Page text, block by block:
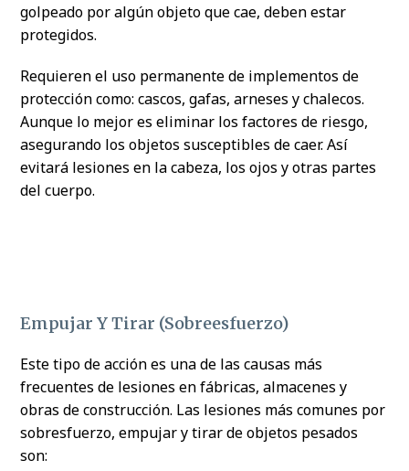
golpeado por algún objeto que cae, deben estar
protegidos.
Requieren el uso permanente de implementos de
protección como: cascos, gafas, arneses y chalecos.
Aunque lo mejor es eliminar los factores de riesgo,
asegurando los objetos susceptibles de caer. Así
evitará lesiones en la cabeza, los ojos y otras partes
del cuerpo.
Empujar Y Tirar (sobreesfuerzo)
Este tipo de acción es una de las causas más
frecuentes de lesiones en fábricas, almacenes y
obras de construcción. Las lesiones más comunes por
sobresfuerzo, empujar y tirar de objetos pesados
son: